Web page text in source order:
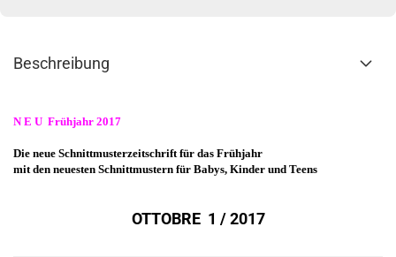
Beschreibung
N E U Frühjahr 2017
Die neue Schnittmusterzeitschrift für das Frühjahr
mit den neuesten Schnittmustern für Babys, Kinder und Teens
OTTOBRE 1 / 2017